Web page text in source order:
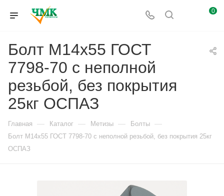
0
Болт М14x55 ГОСТ
7798-70 с неполной
резьбой, без покрытия
25кг ОСПАЗ
Главная — Каталог — Метизы — Болты —
Болт М14x55 ГОСТ 7798-70 с неполной резьбой, без покрытия 25кг
ОСПАЗ